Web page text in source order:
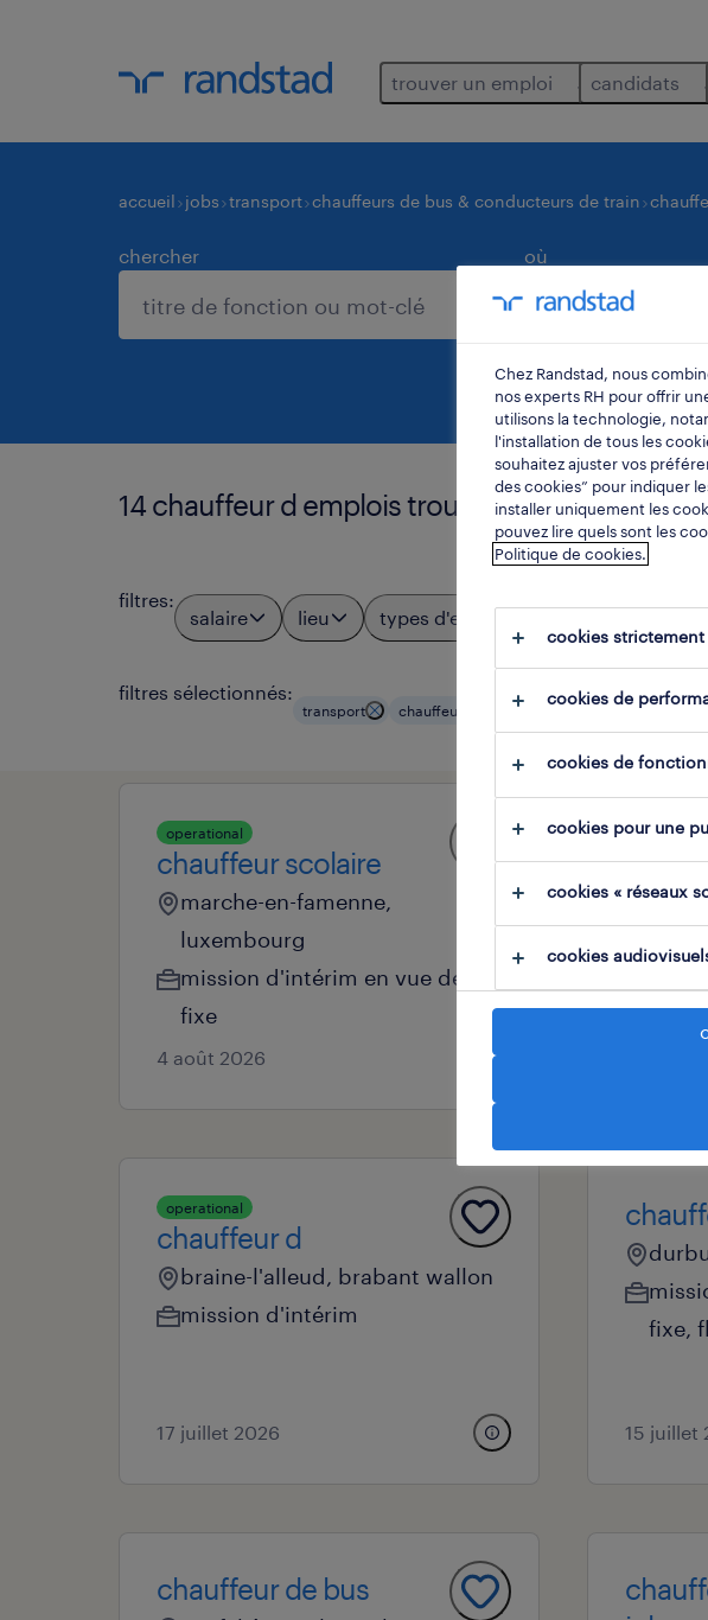
trouver un emploi candidats
accueil jobs transport chauffeurs de bus & conducteurs de train
chercher où
14 chauffeur d emplois trouvés pour vous.
filtres:
salaire lieu types d'emploi
filtres sélectionnés:
transport chauffeurs de bus & conducteurs
operational
chauffeur scolaire
marche-en-famenne,
luxembourg
mission d'intérim en vue de
fixe
4 août 2026
operational
chauffeur d
braine-l'alleud, brabant wallon
mission d'intérim
17 juillet 2026
fixe,
15 juillet
chauffeur de bus
Chez Randstad, nous
nos experts RH pour offrir
utilisons la technologie,
l'installation de tous les
souhaitez ajuster vos
des cookies” pour indiquer
installer uniquement les
pouvez lire quels sont les
Politique de cookies.
cookies strictement
cookies de
cookies de
cookies pour une
cookies « réseaux
cookies